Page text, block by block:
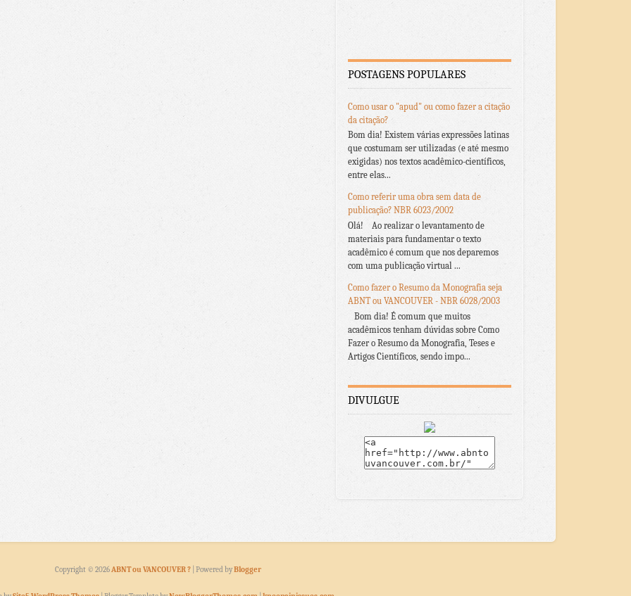
POSTAGENS POPULARES
Como usar o "apud" ou como fazer a citação
da citação?
Bom dia! Existem várias expressões latinas
que costumam ser utilizadas (e até mesmo
exigidas) nos textos acadêmico-científicos,
entre elas...
Como referir uma obra sem data de
publicação? NBR 6023/2002
Olá! Ao realizar o levantamento de
materiais para fundamentar o texto
acadêmico é comum que nos deparemos
com uma publicação virtual ...
Como fazer o Resumo da Monografia seja
ABNT ou VANCOUVER - NBR 6028/2003
Bom dia! É comum que muitos
acadêmicos tenham dúvidas sobre Como
Fazer o Resumo da Monografia, Teses e
Artigos Científicos, sendo impo...
DIVULGUE
Copyright © 2026 ABNT ou VANCOUVER ? | Powered byBlogger